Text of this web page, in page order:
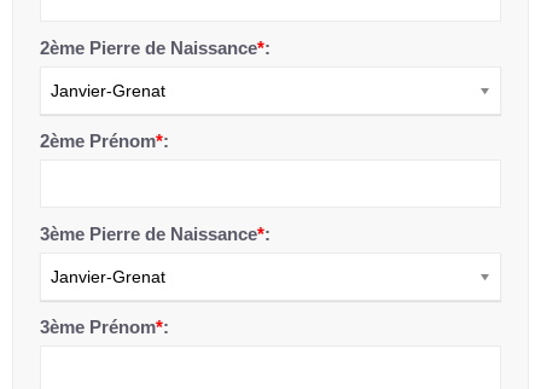
2ème Pierre de Naissance*:
Janvier-Grenat
2ème Prénom*:
3ème Pierre de Naissance*:
Janvier-Grenat
3ème Prénom*: